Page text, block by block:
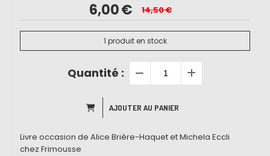
6,00€ 14,50€
1 produit en stock
Quantité :
AJOUTER AU PANIER
Livre occasion de Alice Brière-Haquet et Michela Eccli
chez Frimousse